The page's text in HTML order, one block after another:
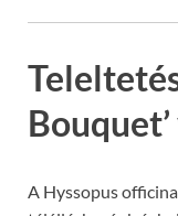
A Hyssopus